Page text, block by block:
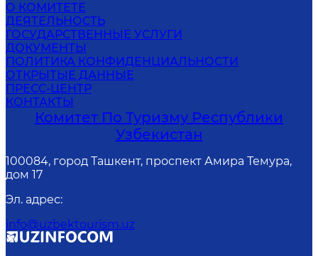
О КОМИТЕТЕ
ДЕЯТЕЛЬНОСТЬ
ГОСУДАРСТВЕННЫЕ УСЛУГИ
ДОКУМЕНТЫ
ПОЛИТИКА КОНФИДЕНЦИАЛЬНОСТИ
ОТКРЫТЫЕ ДАННЫЕ
ПРЕСС-ЦЕНТР
КОНТАКТЫ
Комитет По Туризму Республики
Узбекистан
100084, город Ташкент, проспект Амира Темура,
дом 17
Эл. адрес:
info@uzbektourism.uz